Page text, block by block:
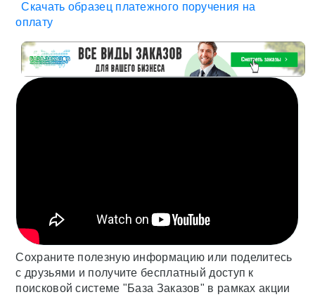
Скачать образец платежного поручения на
оплату
Сохраните полезную информацию или поделитесь
с друзьями и получите бесплатный доступ к
поисковой системе "База Заказов" в рамках акции